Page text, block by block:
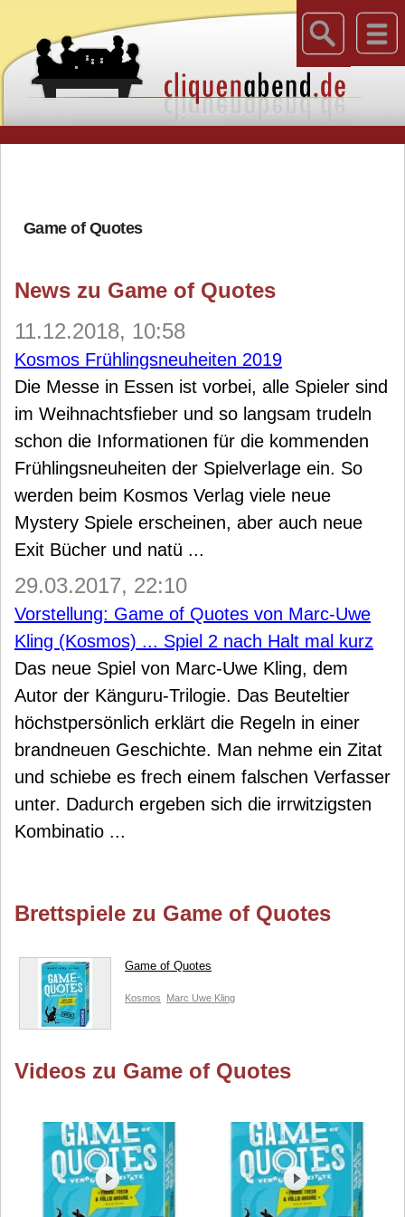
Game of Quotes
News zu Game of Quotes
11.12.2018, 10:58
Kosmos Frühlingsneuheiten 2019
Die Messe in Essen ist vorbei, alle Spieler sind
im Weihnachtsfieber und so langsam trudeln
schon die Informationen für die kommenden
Frühlingsneuheiten der Spielverlage ein. So
werden beim Kosmos Verlag viele neue
Mystery Spiele erscheinen, aber auch neue
Exit Bücher und natü ...
29.03.2017, 22:10
Vorstellung: Game of Quotes von Marc-Uwe
Kling (Kosmos) ... Spiel 2 nach Halt mal kurz
Das neue Spiel von Marc-Uwe Kling, dem
Autor der Känguru-Trilogie. Das Beuteltier
höchstpersönlich erklärt die Regeln in einer
brandneuen Geschichte. Man nehme ein Zitat
und schiebe es frech einem falschen Verfasser
unter. Dadurch ergeben sich die irrwitzigsten
Kombinatio ...
Brettspiele zu Game of Quotes
Game of Quotes
Kosmos Marc Uwe Kling
Videos zu Game of Quotes